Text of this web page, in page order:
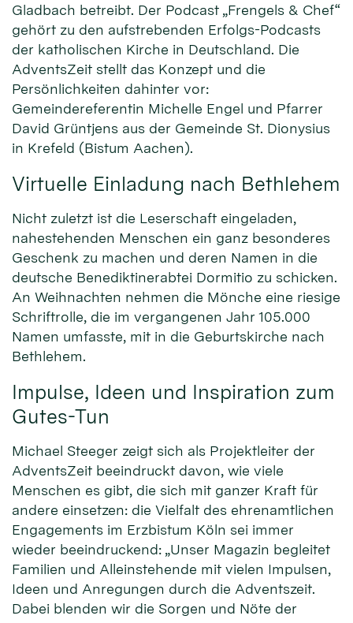
Gladbach betreibt. Der Podcast „Frengels & Chef“
gehört zu den aufstrebenden Erfolgs-Podcasts
der katholischen Kirche in Deutschland. Die
AdventsZeit stellt das Konzept und die
Persönlichkeiten dahinter vor:
Gemeindereferentin Michelle Engel und Pfarrer
David Grüntjens aus der Gemeinde St. Dionysius
in Krefeld (Bistum Aachen).
Virtuelle Einladung nach Bethlehem
Nicht zuletzt ist die Leserschaft eingeladen,
nahestehenden Menschen ein ganz besonderes
Geschenk zu machen und deren Namen in die
deutsche Benediktinerabtei Dormitio zu schicken.
An Weihnachten nehmen die Mönche eine riesige
Schriftrolle, die im vergangenen Jahr 105.000
Namen umfasste, mit in die Geburtskirche nach
Bethlehem.
Impulse, Ideen und Inspiration zum
Gutes-Tun
Michael Steeger zeigt sich als Projektleiter der
AdventsZeit beeindruckt davon, wie viele
Menschen es gibt, die sich mit ganzer Kraft für
andere einsetzen: die Vielfalt des ehrenamtlichen
Engagements im Erzbistum Köln sei immer
wieder beeindruckend: „Unser Magazin begleitet
Familien und Alleinstehende mit vielen Impulsen,
Ideen und Anregungen durch die Adventszeit.
Dabei blenden wir die Sorgen und Nöte der